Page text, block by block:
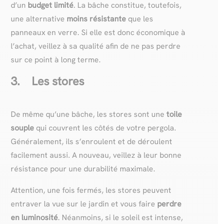
d’un budget limité. La bâche constitue, toutefois,
une alternative moins résistante que les
panneaux en verre. Si elle est donc économique à
l’achat, veillez à sa qualité afin de ne pas perdre
sur ce point à long terme.
3. Les stores
De même qu’une bâche, les stores sont unetoile
souple qui couvrent les côtés de votre pergola.
Généralement, ils s’enroulent et de déroulent
facilement aussi. A nouveau, veillez à leur bonne
résistance pour une durabilité maximale.
Attention, une fois fermés, les stores peuvent
entraver la vue sur le jardin et vous faire perdre
en luminosité. Néanmoins, si le soleil est intense,